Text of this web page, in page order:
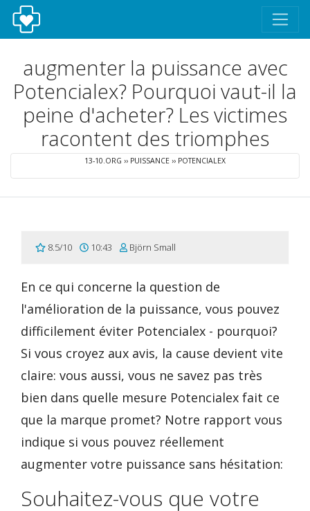
augmenter la puissance avec
Potencialex? Pourquoi vaut-il la
peine d'acheter? Les victimes
racontent des triomphes
13-10.ORG ›› PUISSANCE ›› POTENCIALEX
8.5/10 10:43 Björn Small
En ce qui concerne la question de
l'amélioration de la puissance, vous pouvez
difficilement éviter Potencialex - pourquoi?
Si vous croyez aux avis, la cause devient vite
claire: vous aussi, vous ne savez pas très
bien dans quelle mesure Potencialex fait ce
que la marque promet? Notre rapport vous
indique si vous pouvez réellement
augmenter votre puissance sans hésitation:
Souhaitez-vous que votre